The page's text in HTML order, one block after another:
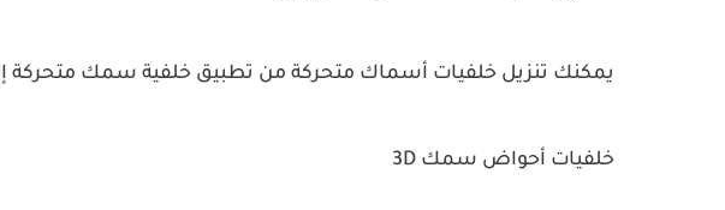
يمكنك تنزيل خلفيات أسماك متحركة من تطبيق خلفية سمك متحركة
خلفيات أحواض سمك 3D